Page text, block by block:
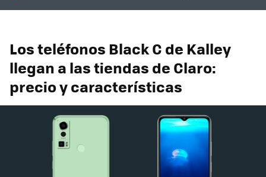
Los teléfonos Black C de Kalley
llegan a las tiendas de Claro:
precio y características